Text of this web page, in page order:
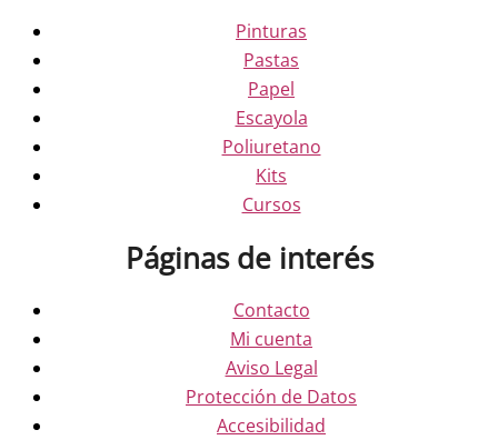
Pinturas
Pastas
Papel
Escayola
Poliuretano
Kits
Cursos
Páginas de interés
Contacto
Mi cuenta
Aviso Legal
Protección de Datos
Accesibilidad